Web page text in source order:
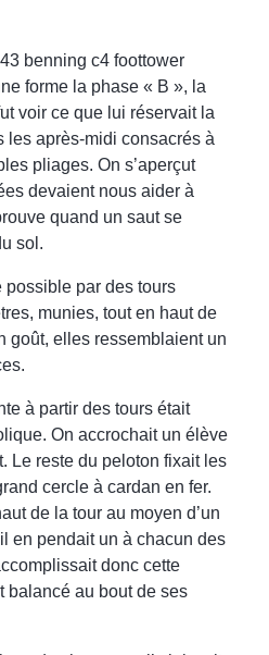
forme la phase « B », la
voir ce que lui réservait la
les après-midi consacrés à
pliages. On s’aperçut
devaient nous aider à
quand un saut se
sol.
possible par des tours
munies, tout en haut de
goût, elles ressemblaient un
à partir des tours était
On accrochait un élève
Le reste du peloton fixait les
cercle à cardan en fer.
de la tour au moyen d’un
en pendait un à chacun des
donc cette
balancé au bout de ses